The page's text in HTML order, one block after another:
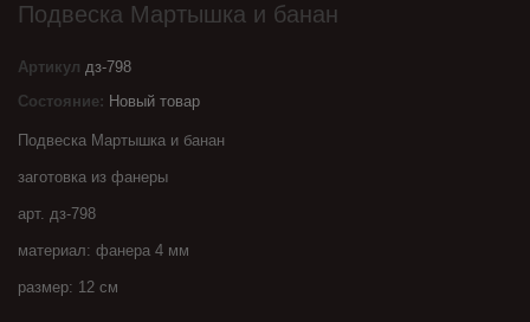
Подвеска Мартышка и банан
Артикул дз-798
Состояние: Новый товар
Подвеска Мартышка и банан
заготовка из фанеры
арт. дз-798
материал: фанера 4 мм
размер: 12 см